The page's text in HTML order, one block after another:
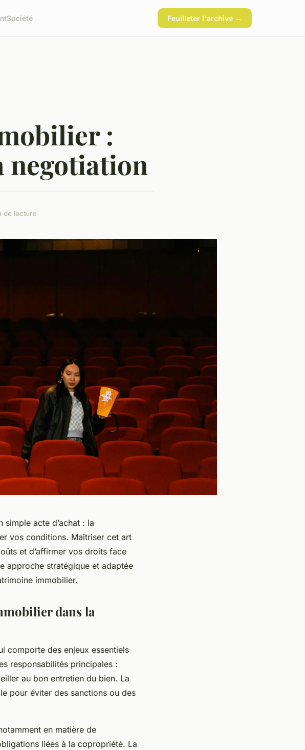
Société Feuilleter l'archive →
:
negotiation
de lecture
simple acte d’achat : la
vos conditions. Maîtriser cet art
et d’affirmer vos droits face
approche stratégique et adaptée
immobilier.
dans la
comporte des enjeux essentiels
responsabilités principales :
au bon entretien du bien. La
pour éviter des sanctions ou des
en matière de
liées à la copropriété. La